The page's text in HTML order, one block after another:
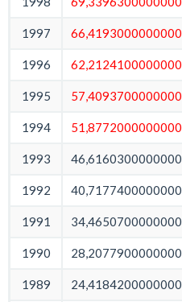
1997 66,4193000000000
1996 62,2124100000000
1995 57,4093700000000
1994 51,8772000000000
1993 46,6160300000000
1992 40,7177400000000
1991 34,4650700000000
1990 28,2077900000000
1989 24,4184200000000